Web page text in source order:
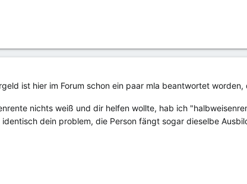
ist hier im Forum schon ein paar mla beantwortet
nichts weiß und dir helfen wollte, hab ich
dein problem, die Person fängt sogar dieselbe